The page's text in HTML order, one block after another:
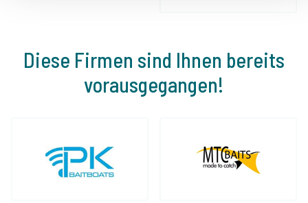
Diese Firmen sind Ihnen bereits
vorausgegangen!